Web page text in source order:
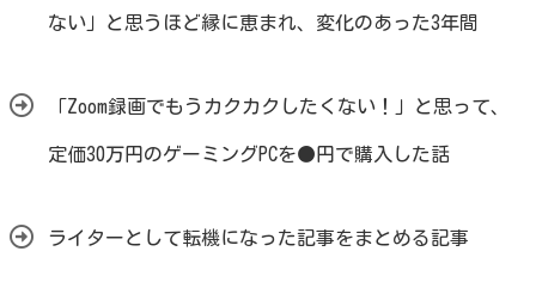
ない」と思うほど縁に恵まれ、変化のあった3年間
「Zoom録画でもうカクカクしたくない！」と思って、
定価30万円のゲーミングPCを●円で購入した話
ライターとして転機になった記事をまとめる記事